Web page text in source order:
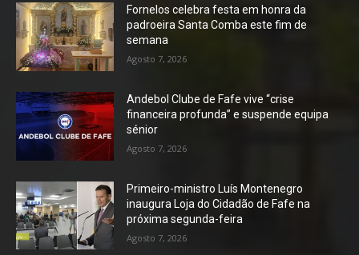
Fornelos celebra festa em honra da
padroeira Santa Comba este fim de
semana
Agosto 7, 2026
Andebol Clube de Fafe vive “crise
financeira profunda” e suspende equipa
sénior
Agosto 7, 2026
Primeiro-ministro Luís Montenegro
inaugura Loja do Cidadão de Fafe na
próxima segunda-feira
Agosto 7, 2026